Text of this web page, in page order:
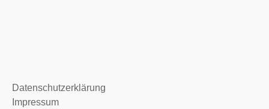
Datenschutzerklärung
Impressum